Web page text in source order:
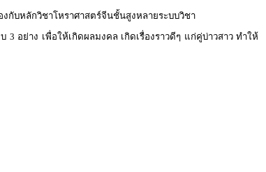
งกับหลักวิชาโหราศาสตร์จีนชั้นสูงหลายระบบวิชา
อย่าง เพื่อให้เกิดผลมงคล เกิดเรื่องราวดีๆ แก่คู่บ่าวสาว ทำให้